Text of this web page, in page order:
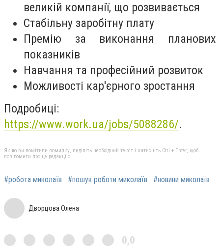
великій компанії, що розвивається
Стабільну заробітну плату
Премію за виконання планових
показників
Навчання та професійний розвиток
Можливості кар'єрного зростання
Подробиці:
https://www.work.ua/jobs/5088286/.
Якщо ви помітили помилку, виділіть необхідний текст і натисніть Ctrl + Enter, щоб
повідомити про це редакцію
#робота миколаїв #пошук роботи миколаїв #новини миколаїв
Дворцова Олена
0,0